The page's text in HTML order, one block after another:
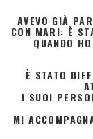
AVEVO GIÀ
CON MARI: È
QUANDO
È STATO
I SUOI
MI